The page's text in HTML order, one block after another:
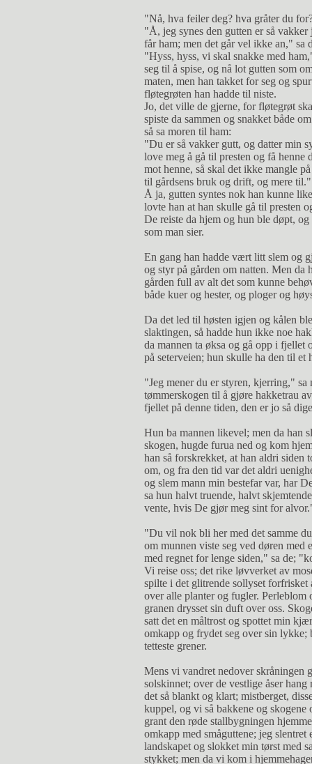
"Nå, hva feiler deg? hva gråter du
"Å, jeg synes den gutten er så
får ham; men det går vel ikke an," sa
"Hyss, hyss, vi skal snakke med
seg til å spise, og nå lot gutten som
maten, men han takket for seg og
fløtegrøten han hadde til niste.
Jo, det ville de gjerne, for fløtegrøt
spiste da sammen og snakket både
så sa moren til ham:
"Du er så vakker gutt, og datter min
love meg å gå til presten og få
mot henne, så skal det ikke mangle
til gårdsens bruk og drift, og mere til."
Å ja, gutten syntes nok han kunne
lovte han at han skulle gå til presten
De reiste da hjem og hun ble døpt,
som man sier.
En gang han hadde vært litt slem og
og styr på gården om natten. Men da
gården full av alt det som kunne
både kuer og hester, og ploger og
Da det led til høsten igjen og kålen
slaktingen, så hadde hun ikke noe
da mannen ta øksa og gå opp i fjellet
på seterveien; hun skulle ha den til et
"Jeg mener du er styren, kjerring,"
tømmerskogen til å gjøre hakketrau
fjellet på denne tiden, den er jo så
Hun ba mannen likevel; men da han
skogen, hugde furua ned og kom
han så forskrekket, at han aldri siden
om, og fra den tid var det aldri
og slem mann min bestefar var, har
sa hun halvt truende, halvt
vente, hvis De gjør meg sint for
"Du vil nok bli her med det samme
om munnen viste seg ved døren
med regnet for lenge siden," sa de;
Vi reise oss; det rike løvverket av
spilte i det glitrende sollyset
over alle planter og fugler. Perleblom
granen drysset sin duft over oss.
satt det en måltrost og spottet min
omkapp og frydet seg over sin lykke;
tetteste grener.
Mens vi vandret nedover skråningen
solskinnet; over de vestlige åser
det så blankt og klart; mistberget,
kuppel, og vi så bakkene og skogene
grant den røde stallbygningen
omkapp med småguttene; jeg
landskapet og slokket min tørst med
stykket; men da vi kom i